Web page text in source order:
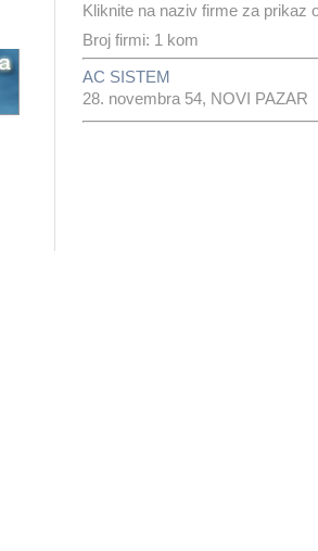
Kliknite na naziv firme za prikaz
Broj firmi: 1 kom
AC SISTEM
28. novembra 54, NOVI PAZAR